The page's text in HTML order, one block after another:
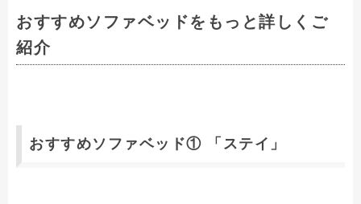
おすすめソファベッドをもっと詳しくご
紹介
おすすめソファベッド① 「ステイ」